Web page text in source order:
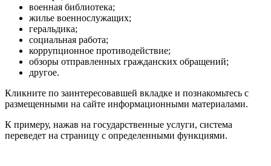
военная библиотека;
жилье военнослужащих;
геральдика;
социальная работа;
коррупционное противодействие;
обзоры отправленных гражданских обращений;
другое.
Кликните по заинтересовавшей вкладке и познакомьтесь с
размещенными на сайте информационными материалами.
К примеру, нажав на государственные услуги, система
переведет на страницу с определенными функциями.